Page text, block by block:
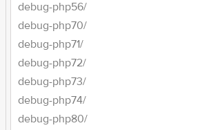
debug-php56/
debug-php70/
debug-php71/
debug-php72/
debug-php73/
debug-php74/
debug-php80/